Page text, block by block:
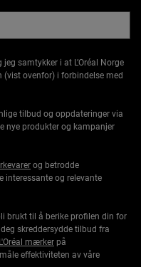
samtykker i at L’Oréal Norge
(vist ovenfor) i forbindelse med
tilbud og oppdateringer via
nye produkter og kampanjer
og betrodde
interessante og relevante
brukt til å berike profilen din for
skreddersydde tilbud fra
L'Oréal mærker på
effektiviteten av våre